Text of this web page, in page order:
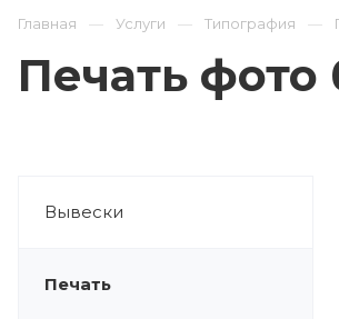
Главная Услуги Типография
Печать
Вывески
Печать